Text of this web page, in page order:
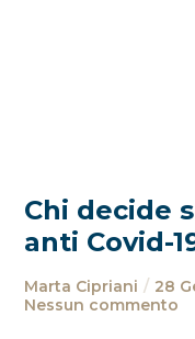
Chi decide
anti Covid-
Marta Cipriani
28
Nessun commento